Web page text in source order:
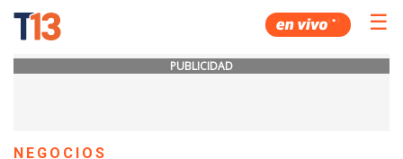
☰
PUBLICIDAD
NEGOCIOS